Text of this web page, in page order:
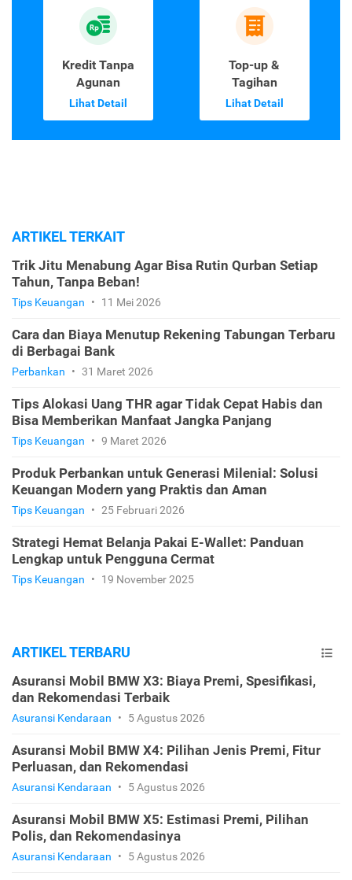
Kredit Tanpa
Agunan
Lihat Detail
Top-up &
Tagihan
Lihat Detail
ARTIKEL TERKAIT
Trik Jitu Menabung Agar Bisa Rutin Qurban Setiap
Tahun, Tanpa Beban!
Tips Keuangan • 11 Mei 2026
Cara dan Biaya Menutup Rekening Tabungan Terbaru
di Berbagai Bank
Perbankan • 31 Maret 2026
Tips Alokasi Uang THR agar Tidak Cepat Habis dan
Bisa Memberikan Manfaat Jangka Panjang
Tips Keuangan • 9 Maret 2026
Produk Perbankan untuk Generasi Milenial: Solusi
Keuangan Modern yang Praktis dan Aman
Tips Keuangan • 25 Februari 2026
Strategi Hemat Belanja Pakai E-Wallet: Panduan
Lengkap untuk Pengguna Cermat
Tips Keuangan • 19 November 2025
ARTIKEL TERBARU
Asuransi Mobil BMW X3: Biaya Premi, Spesifikasi,
dan Rekomendasi Terbaik
Asuransi Kendaraan • 5 Agustus 2026
Asuransi Mobil BMW X4: Pilihan Jenis Premi, Fitur
Perluasan, dan Rekomendasi
Asuransi Kendaraan • 5 Agustus 2026
Asuransi Mobil BMW X5: Estimasi Premi, Pilihan
Polis, dan Rekomendasinya
Asuransi Kendaraan • 5 Agustus 2026